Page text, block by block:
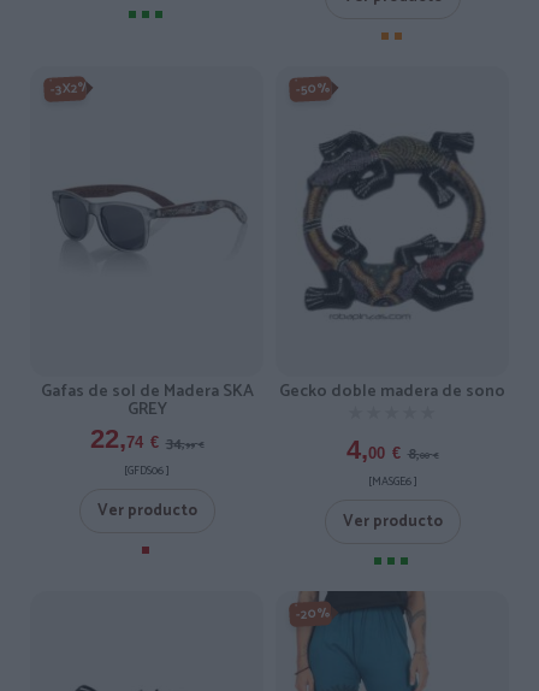
-3X2%
Gafas de sol de Madera SKA
GREY
22,74 € 34,99 €
[GFDS06 ]
Ver producto
-50%
Gecko doble madera de sono
4,00 € 8,00 €
[MASGE6 ]
Ver producto
-20%